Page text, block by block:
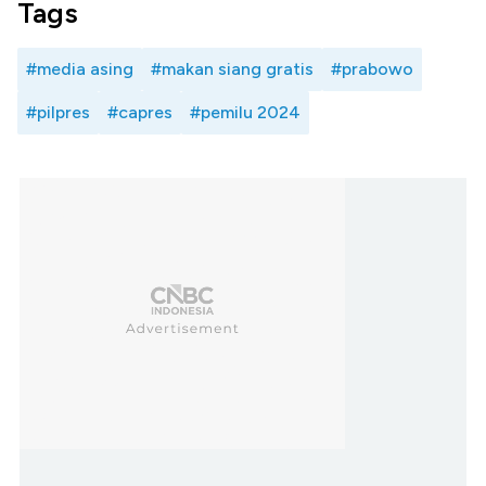
Tags
#media asing #makan siang gratis #prabowo
#pilpres #capres #pemilu 2024